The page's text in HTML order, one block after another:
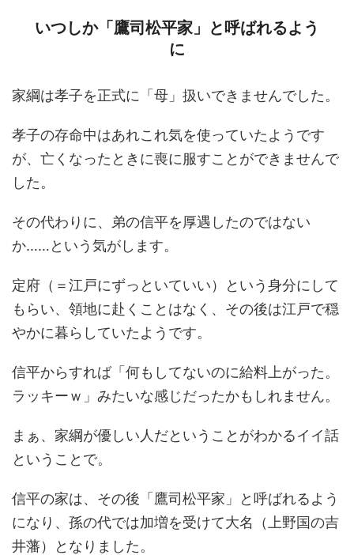
いつしか「鷹司松平家」と呼ばれるよう
に
家綱は孝子を正式に「母」扱いできませんでした。
孝子の存命中はあれこれ気を使っていたようです
が、亡くなったときに喪に服すことができませんで
した。
その代わりに、弟の信平を厚遇したのではない
か……という気がします。
定府（＝江戸にずっといていい）という身分にして
もらい、領地に赴くことはなく、その後は江戸で穏
やかに暮らしていたようです。
信平からすれば「何もしてないのに給料上がった。
ラッキーｗ」みたいな感じだったかもしれません。
まぁ、家綱が優しい人だということがわかるイイ話
ということで。
信平の家は、その後「鷹司松平家」と呼ばれるよう
になり、孫の代では加増を受けて大名（上野国の吉
井藩）となりました。